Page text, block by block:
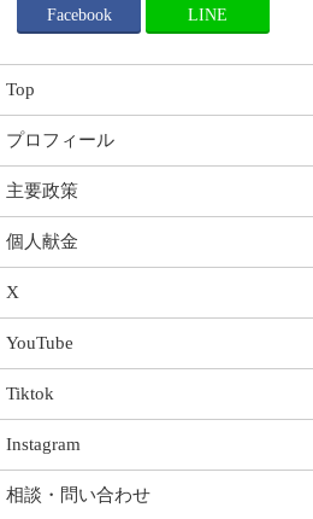
Facebook LINE
Top
プロフィール
主要政策
個人献金
X
YouTube
Tiktok
Instagram
相談・問い合わせ